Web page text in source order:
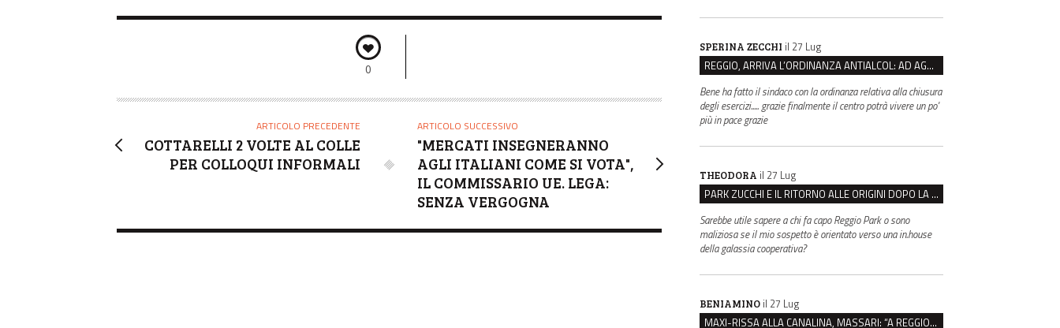
0
ARTICOLO PRECEDENTE
COTTARELLI 2 VOLTE AL COLLE
PER COLLOQUI INFORMALI
ARTICOLO SUCCESSIVO
"MERCATI INSEGNERANNO
AGLI ITALIANI COME SI VOTA",
IL COMMISSARIO UE. LEGA:
SENZA VERGOGNA
SPERINA ZECCHI il 27 Lug
REGGIO, ARRIVA L’ORDINANZA ANTIALCOL: AD AGOSTO ESERCIZI DI VICINATO CHIUSI DALLE 22 ALLE 6
Bene ha fatto il sindaco con la ordinanza relativa alla chiusura
degli esercizi..... grazie finalmente il centro potrà vivere un po'
più in pace grazie
THEODORA il 27 Lug
PARK ZUCCHI E IL RITORNO ALLE ORIGINI DOPO LA DISAVVENTURA CON REGGIO EMILIA PARCHEGGI
Sarebbe utile sapere a chi fa capo Reggio Park o sono
maliziosa se il mio sospetto è orientato verso una in.house
della galassia cooperativa?
BENIAMINO il 27 Lug
MAXI-RISSA ALLA CANALINA, MASSARI: “A REGGIO FATTI COSÌ GRAVI NON DEVONO TROVARE SPAZIO”